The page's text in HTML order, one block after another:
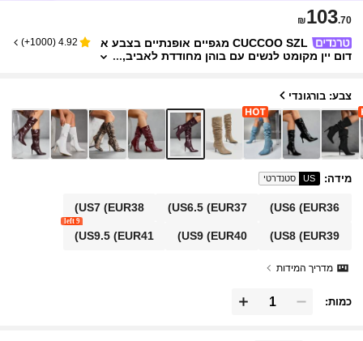
₪103.70
CUCCOO SZL מגפיים אופנתיים בצבע א
דום יין מקומט לנשים עם בוהן מחודדת לאביב,
4.92
(
1000+
)
צבע: בורגונדי
מידה:
US סטנדרטי
US6 (EUR36)
US6.5(EUR37)
US7 (EUR38)
US8 (EUR39)
US9(EUR40)
US9.5 (EUR41)
9 left
מדריך המידות
כמות: